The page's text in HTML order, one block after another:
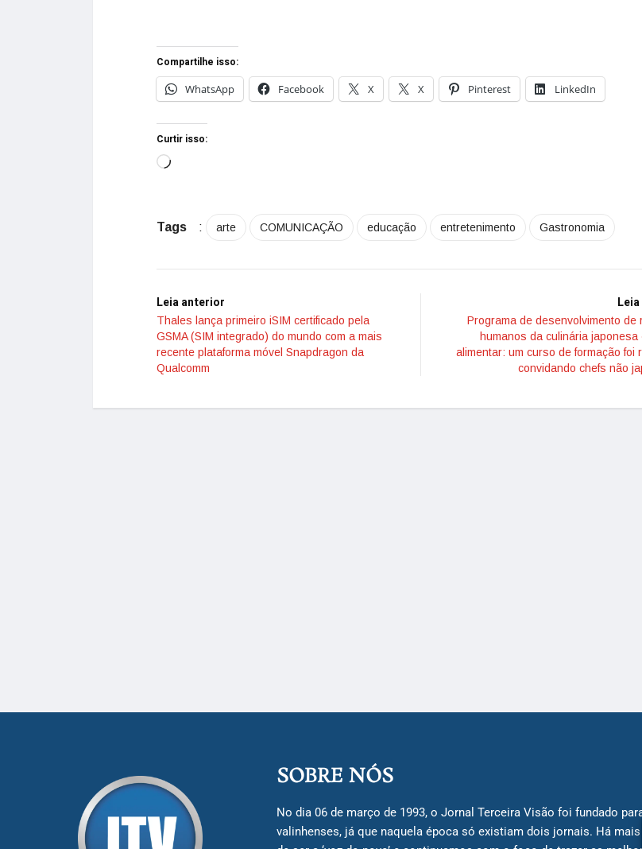
Compartilhe isso:
WhatsApp
Facebook X X Pinterest LinkedIn
Curtir isso:
Tags : arte COMUNICAÇÃO educação entretenimento Gastronomia
Leia anterior
Thales lança primeiro iSIM certificado pela
GSMA (SIM integrado) do mundo com a mais
recente plataforma móvel Snapdragon da
Qualcomm
Programa de desenvolvimento de
humanos da culinária japonesa
alimentar: um curso de formação foi
convidando chefs não
SOBRE NÓS
No dia 06 de março de 1993, o Jornal Terceira Visão foi fundado
valinhenses, já que naquela época só existiam dois jornais. Há